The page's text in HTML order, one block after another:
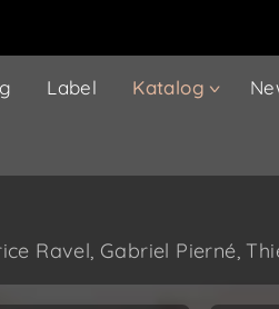
Label Katalog
Ravel, Gabriel Pierné,